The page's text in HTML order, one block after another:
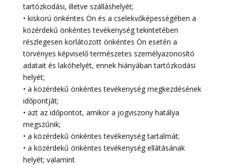
tartózkodási, illetve szálláshelyét;
• kiskorú önkéntes Ön és a cselekvőképességében a
közérdekű önkéntes tevékenység tekintetében
részlegesen korlátozott önkéntes Ön esetén a
törvényes képviselő természetes személyazonosító
adatait és lakóhelyét, ennek hiányában tartózkodási
helyét;
• a közérdekű önkéntes tevékenység megkezdésének
időpontját;
• azt az időpontot, amikor a jogviszony hatálya
megszűnik;
• a közérdekű önkéntes tevékenység tartalmát;
• a közérdekű önkéntes tevékenység ellátásának
helyét; valamint